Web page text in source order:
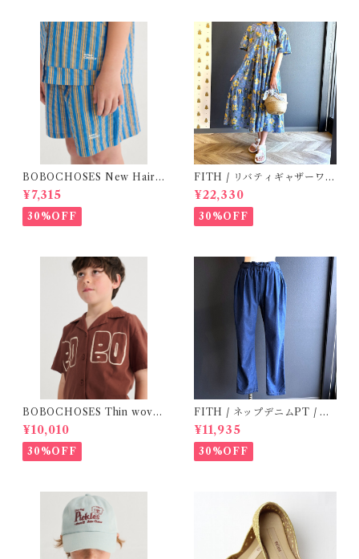
BOBOCHOSES New Hairli
ne denim bermuda shorts /
2-4Y
¥7,315
30%OFF
FITH / リバティギャザーワン
ピース / Size 2
¥22,330
30%OFF
BOBOCHOSES Thin wove
n shirt / 2-6Y
¥10,010
30%OFF
FITH / ネップデニムPT / サ
イズ2
¥11,935
30%OFF